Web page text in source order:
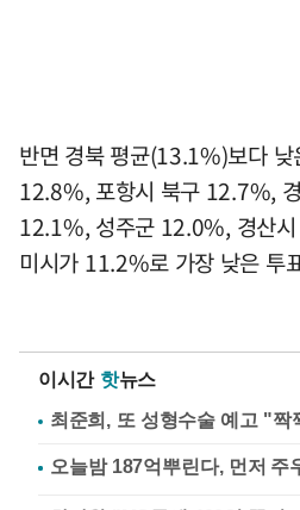
반면 경북 평균(13.1%)보다 낮
12.8%, 포항시 북구 12.7%,
12.1%, 성주군 12.0%, 경산
미시가 11.2%로 가장 낮은 투
이시간 핫뉴스
최준희, 또 성형수술 예고 "짝